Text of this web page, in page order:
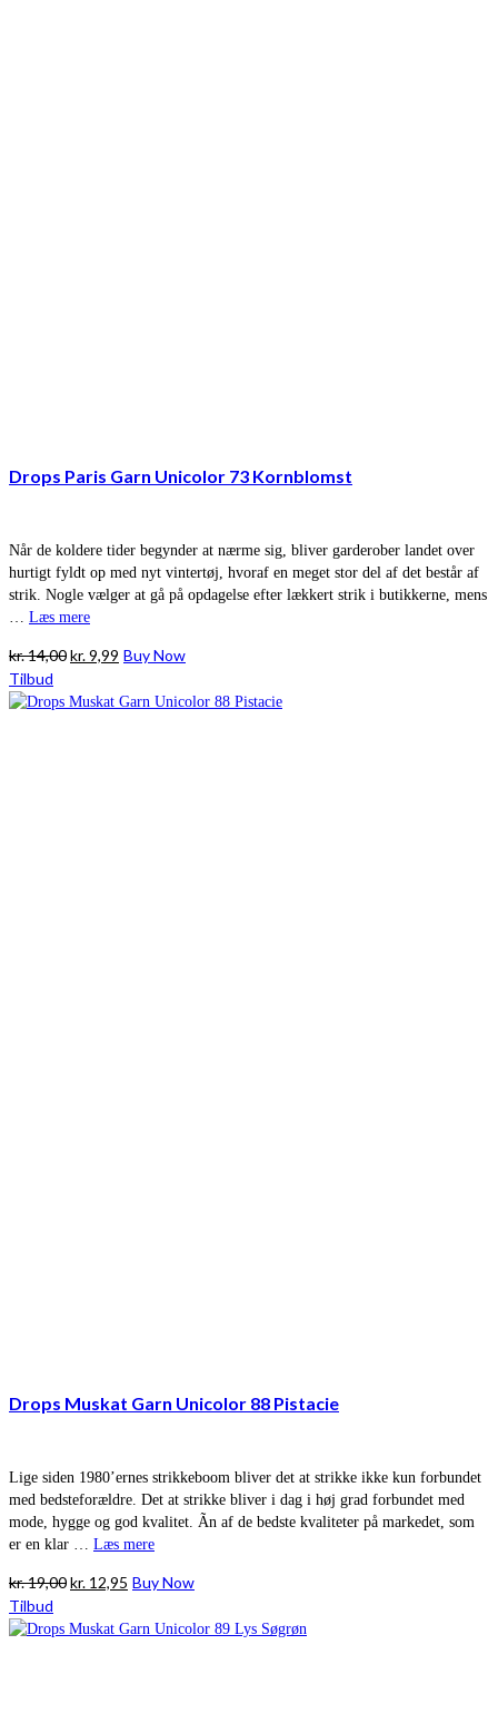
Drops Paris Garn Unicolor 73 Kornblomst
Når de koldere tider begynder at nærme sig, bliver garderober landet over
hurtigt fyldt op med nyt vintertøj, hvoraf en meget stor del af det består af
strik. Nogle vælger at gå på opdagelse efter lækkert strik i butikkerne, mens
… Læs mere
kr.14,00Den
pris
kr.9,99 Den
pris
Buy Now
Tilbud
Drops Muskat Garn Unicolor 88 Pistacie
Lige siden 1980’ernes strikkeboom bliver det at strikke ikke kun forbundet
med bedsteforældre. Det at strikke bliver i dag i høj grad forbundet med
mode, hygge og god kvalitet. Ãn af de bedste kvaliteter på markedet, som
er en klar … Læs mere
kr.19,00Den
pris
kr. 12,95 Den
pris
Buy Now
Tilbud